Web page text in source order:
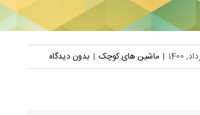
| ماشین های کوچک | بدون دیدگاه